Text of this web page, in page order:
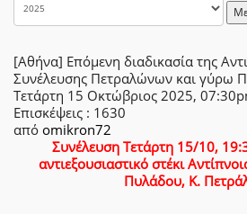
[Αθήνα] Επόμενη διαδικασία της
Συνέλευσης Πετραλώνων και γύρω
Τετάρτη 15 Οκτώβριος 2025,
Επισκέψεις : 1630
από omikron72
Συνέλευση Τετάρτη 15/10,
αντιεξουσιαστικό στέκι
Πυλάδου, Κ.